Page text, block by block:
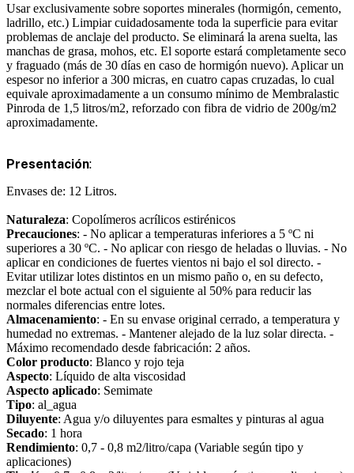
Usar exclusivamente sobre soportes minerales (hormigón, cemento,
ladrillo, etc.) Limpiar cuidadosamente toda la superficie para evitar
problemas de anclaje del producto. Se eliminará la arena suelta, las
manchas de grasa, mohos, etc. El soporte estará completamente seco
y fraguado (más de 30 días en caso de hormigón nuevo). Aplicar un
espesor no inferior a 300 micras, en cuatro capas cruzadas, lo cual
equivale aproximadamente a un consumo mínimo de Membralastic
Pinroda de 1,5 litros/m2, reforzado con fibra de vidrio de 200g/m2
aproximadamente.
Presentación:
Envases de: 12 Litros.
Naturaleza: Copolímeros acrílicos estirénicos
Precauciones: - No aplicar a temperaturas inferiores a 5 ºC ni
superiores a 30 ºC. - No aplicar con riesgo de heladas o lluvias. - No
aplicar en condiciones de fuertes vientos ni bajo el sol directo. -
Evitar utilizar lotes distintos en un mismo paño o, en su defecto,
mezclar el bote actual con el siguiente al 50% para reducir las
normales diferencias entre lotes.
Almacenamiento: - En su envase original cerrado, a temperatura y
humedad no extremas. - Mantener alejado de la luz solar directa. -
Máximo recomendado desde fabricación: 2 años.
Color producto: Blanco y rojo teja
Aspecto: Líquido de alta viscosidad
Aspecto aplicado: Semimate
Tipo: al_agua
Diluyente: Agua y/o diluyentes para esmaltes y pinturas al agua
Secado: 1 hora
Rendimiento: 0,7 - 0,8 m2/litro/capa (Variable según tipo y
aplicaciones)